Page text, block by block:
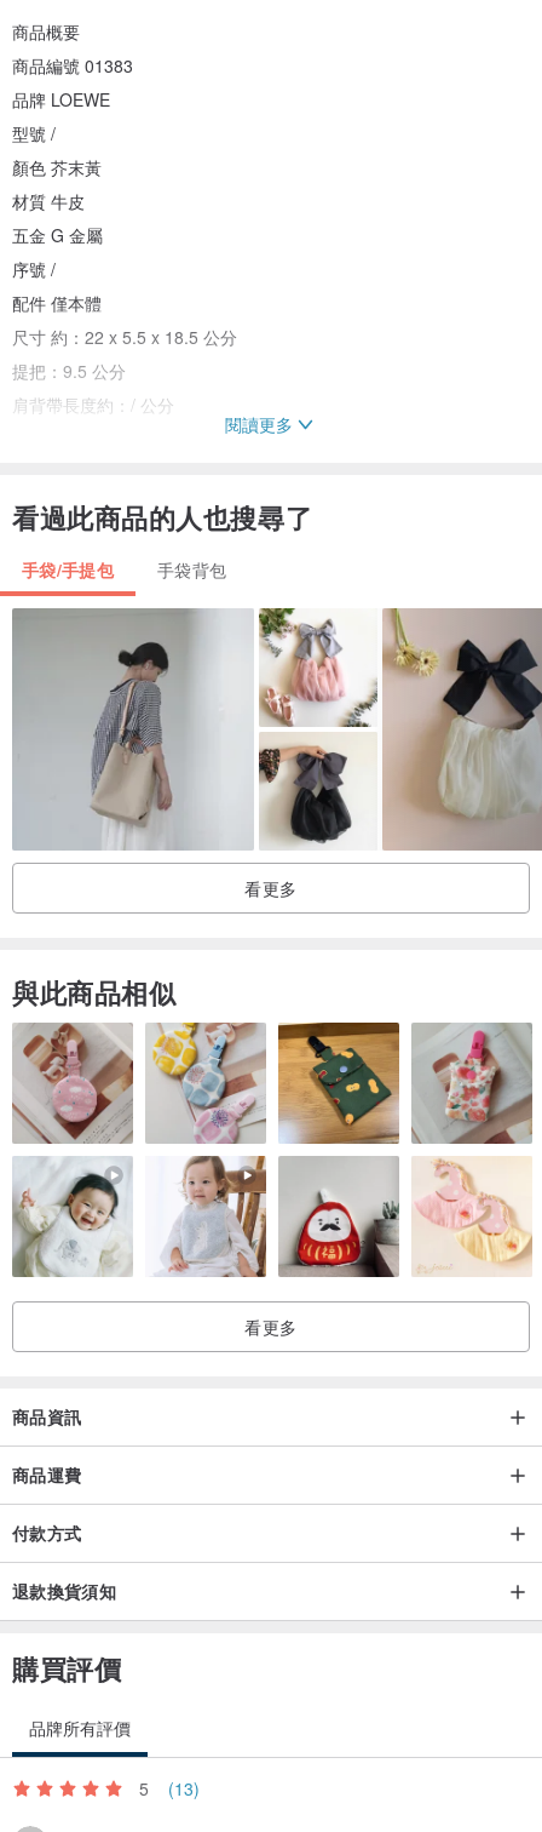
商品概要
商品編號 01383
品牌 LOEWE
型號 /
顏色 芥末黃
材質 牛皮
五金 G 金屬
序號 /
配件 僅本體
尺寸 約：22 x 5.5 x 18.5 公分
提把：9.5 公分
肩背帶長度約：/ 公分
(此為手工測量，可能有些許誤差)
外部 A
邊角 A
五金 SA
商品狀態說明
▼二手商品的狀態是根據我們獨特的評級標準。請預先理解，可能存
在些微的認知差異。
▼由於二手商品的特性，可能會有細微狀態未詳盡記載之處，敬請見
諒。
▼根據您使用的顯示器環境，實際商品的顏色與質感可能會有細微差
購買。
關於品牌商品
▼關於本賣場所販售商品的真偽，均經過我們專業人員以嚴格的鑑定
標準審核，絕不販售仿冒品。
退貨說明
▼請勿以個人主觀的鑑定標準來判斷品牌商品。
▼若商品已轉售，我們將無法負責後續的退貨事宜。
▼我們無法負擔商品的維修費用（例如：電池更換等）。
▼若因尺寸不合等買家個人因素要求退貨，恕不接受。
但若符合以下條件，我們將接受退貨：
您收到的商品與訂購商品不符。
若為組合商品，恕不接受單品退貨。
請務必將所有商品備齊後一併退回。
若符合上述條件並希望退貨，請於商品送達後 3 日內與我們聯繫。
收到您的聯繫後，我們將誠意迅速為您處理。
商品送達後，我們將透過銀行轉帳方式，全額退還購買金額（包含運
閱讀更多
看過此商品的人也搜尋了
手袋/手提包 手袋背包
看更多
與此商品相似
看更多
商品資訊
商品運費
付款方式
退款換貨須知
購買評價
品牌所有評價
5 (13)